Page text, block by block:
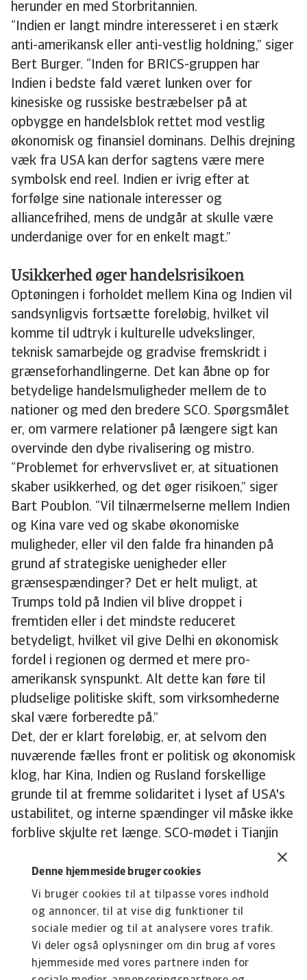
Denne hjemmeside bruger cookies
Vi bruger cookies til at tilpasse vores indhold
og annoncer, til at vise dig funktioner til
sociale medier og til at analysere vores trafik.
Vi deler også oplysninger om din brug af vores
hjemmeside med vores partnere inden for
herunder en med Storbritannien.
“Indien er langt mindre interesseret i en stærk
anti-amerikansk eller anti-vestlig holdning,” siger
Bert Burger. “Inden for BRICS-gruppen har
Indien i bedste fald været lunken over for
kinesiske og russiske bestræbelser på at
opbygge en handelsblok rettet mod vestlig
økonomisk og finansiel dominans. Delhis drejning
væk fra USA kan derfor sagtens være mere
symbolsk end reel. Indien er ivrig efter at
forfølge sine nationale interesser og
alliancefrihed, mens de undgår at skulle være
underdanige over for en enkelt magt.”
Usikkerhed øger handelsrisikoen
Optøningen i forholdet mellem Kina og Indien vil
sandsynligvis fortsætte foreløbig, hvilket vil
komme til udtryk i kulturelle udvekslinger,
teknisk samarbejde og gradvise fremskridt i
grænseforhandlingerne. Det kan åbne op for
betydelige handelsmuligheder mellem de to
nationer og med den bredere SCO. Spørgsmålet
er, om varmere relationer på længere sigt kan
overvinde den dybe rivalisering og mistro.
“Problemet for erhvervslivet er, at situationen
skaber usikkerhed, og det øger risikoen,” siger
Bart Poublon. “Vil tilnærmelserne mellem Indien
og Kina vare ved og skabe økonomiske
muligheder, eller vil den falde fra hinanden på
grund af strategiske uenigheder eller
grænsespændinger? Det er helt muligt, at
Trumps told på Indien vil blive droppet i
fremtiden eller i det mindste reduceret
betydeligt, hvilket vil give Delhi en økonomisk
fordel i regionen og dermed et mere pro-
amerikansk synspunkt. Alt dette kan føre til
pludselige politiske skift, som virksomhederne
skal være forberedte på.”
Det, der er klart foreløbig, er, at selvom den
nuværende fælles front er politisk og økonomisk
klog, har Kina, Indien og Rusland forskellige
grunde til at fremme solidaritet i lyset af USA's
ustabilitet, og interne spændinger vil måske ikke
forblive skjulte ret længe. SCO-mødet i Tianjin
var et PR-kup for Kina, og der blev gjort nogle
konkrete fremskridt. Men det er endnu uvist, om
topmødet kan indfri sine bredere økonomiske
løfter.